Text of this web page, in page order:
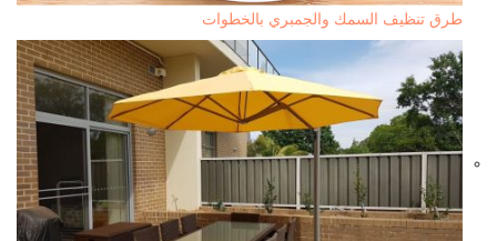
طرق تنظيف السمك والجمبري بالخطوات